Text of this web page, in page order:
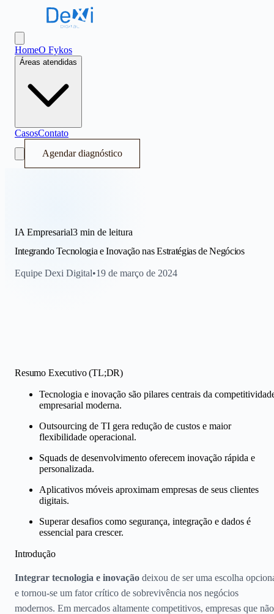
Dexi Digital - Sistema Operacional de Receita
HomeO Fykos
Áreas atendidas
CasosContato
Agendar diagnóstico
IA Empresarial3 min de leitura
Integrando Tecnologia e Inovação nas Estratégias de Negócios
Equipe Dexi Digital•19 de março de 2024
Resumo Executivo (TL;DR)
Tecnologia e inovação são pilares centrais da
empresarial moderna.
Outsourcing de TI gera redução de custos e maior
flexibilidade operacional.
Squads de desenvolvimento oferecem inovação rápida e
personalizada.
Aplicativos móveis aproximam empresas de seus clientes
digitais.
Superar desafios como segurança, integração e dados é
essencial para crescer.
Introdução
Integrar tecnologia e inovação deixou de ser uma escolha
e tornou-se um fator crítico de sobrevivência nos negócios
modernos. Em mercados altamente competitivos, empresas que não